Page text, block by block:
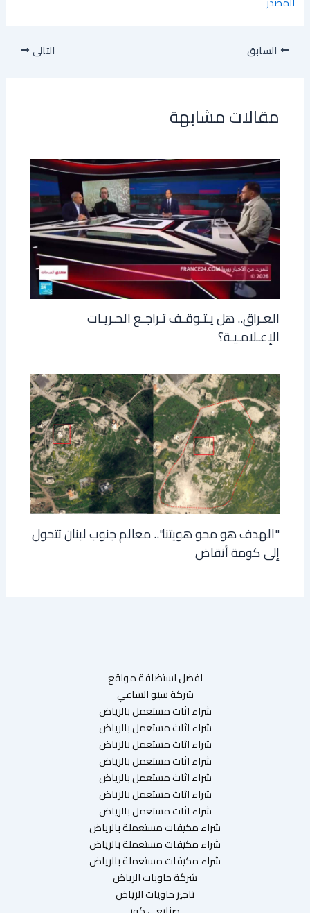
السابق التالي
مقالات مشابهة
العـراق.. هل يـتـوقـف تـراجـع الحـريـات
الإعـلامـيـة؟
"الهدف هو محو هويتنا".. معالم جنوب لبنان تتحول
إلى كومة أنقاض
افضل استضافة مواقع
شركة سيو الساعي
شراء اثاث مستعمل بالرياض
شراء اثاث مستعمل بالرياض
شراء اثاث مستعمل بالرياض
شراء اثاث مستعمل بالرياض
شراء اثاث مستعمل بالرياض
شراء اثاث مستعمل بالرياض
شراء اثاث مستعمل بالرياض
شراء مكيفات مستعملة بالرياض
شراء مكيفات مستعملة بالرياض
شراء مكيفات مستعملة بالرياض
شركة حاويات الرياض
تاجير حاويات الرياض